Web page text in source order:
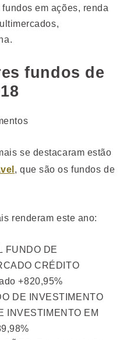
em ações, renda
fundos de
se destacaram estão
, que são os fundos de
renderam este ano:
FUNDO DE
CRÉDITO
+820,95%
DE INVESTIMENTO
INVESTIMENTO EM